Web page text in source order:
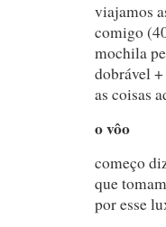
viajamos
comigo
mochila
dobrável
as coisas
o vôo
começo
que
por esse